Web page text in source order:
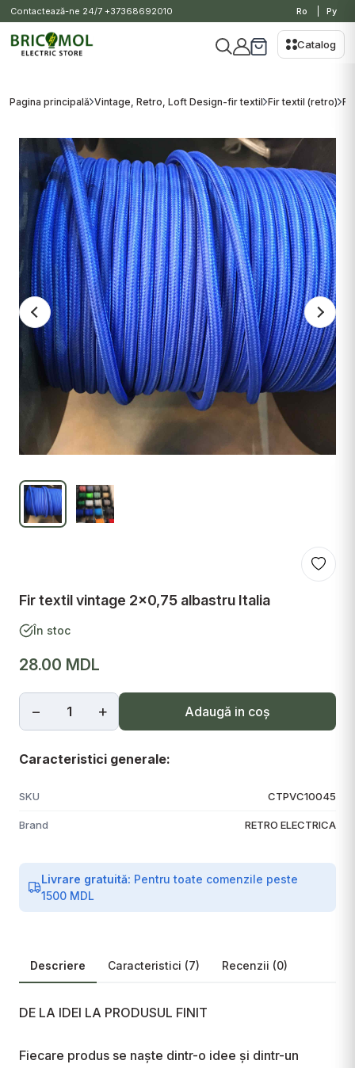
Contactează-ne 24/7 +37368692010 Ro Ру
Catalog
Pagina principală Vintage, Retro, Loft Design-fir textil Fir textil (retro)
Fir textil vintage 2x0,75 albastru Italia
În stoc
28.00 MDL
− + Adaugă in coş
Caracteristici generale:
SKU CTPVC10045
Brand RETRO ELECTRICA
Livrare gratuită: Pentru toate comenzile peste
1500 MDL
Descriere Caracteristici (7) Recenzii (0)
DE LA IDEI LA PRODUSUL FINIT
Fiecare produs se naște dintr-o idee și dintr-un